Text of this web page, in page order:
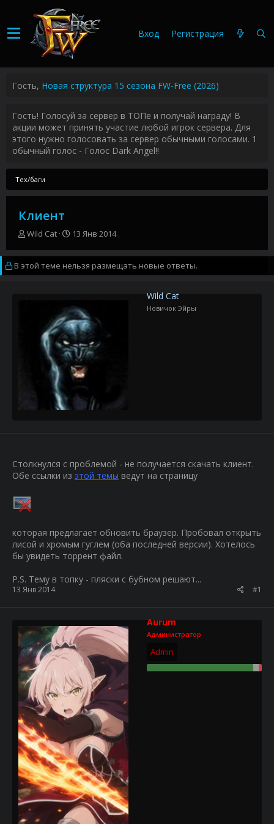
Вход Регистрация
Гость, Новая структура 15 сезона FW-Free (2026)
Гость! Голосуй за сервер в ТОПе и получай награду! В
акции может принять участие любой игрок сервера. Для
этого нужно голосовать за сервер обычными голосами. 1
обычный голос - Голос Dark Angel!!
Тех/баги
Клиент
А
т
о
р
Wild Cat
Д
т
а
н
а
л
а
13 Янв 2014
В этой теме нельзя размещать новые ответы.
Wild Cat
Новичок Эйры
Столкнулся с проблемой - не получается скачать клиент.
Обе ссылки из этой темы ведут на страницу
которая предлагает обновить браузер. Пробовал открыть
лисой и хромым гуглем (оба последней версии). Хотелось
бы увидеть торрент файл.
P.S. Тему в топку - пляски с бубном решают...
13 Янв 2014 #1
Aurum
Администратор
Admin